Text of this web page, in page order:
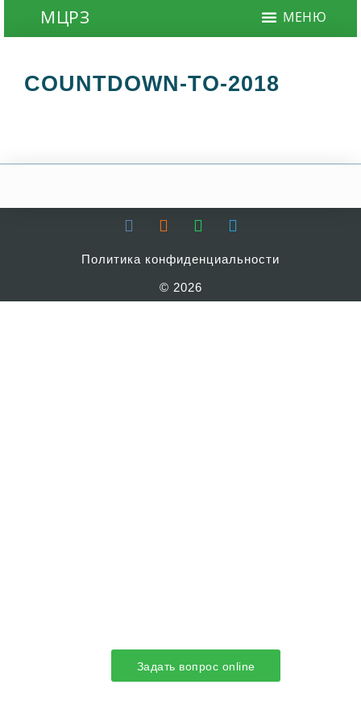
COUNTDOWN-TO-2018
© 2026
Политика конфиденциальности
Задать вопрос online